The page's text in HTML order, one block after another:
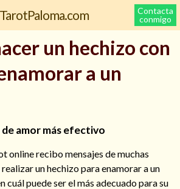
TarotPaloma.com
Contacta
conmigo
mí
un hechizo con
a un
amor más efectivo
online recibo mensajes de muchas
un hechizo para enamorar a un
cuál puede ser el más adecuado para su